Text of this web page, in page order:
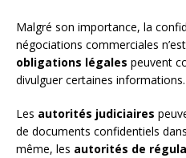
Malgré son importance, la
négociations commerciales
obligations légales peuvent
divulguer certaines informations.
Les autorités judiciaires
de documents confidentiels
même, les autorités de